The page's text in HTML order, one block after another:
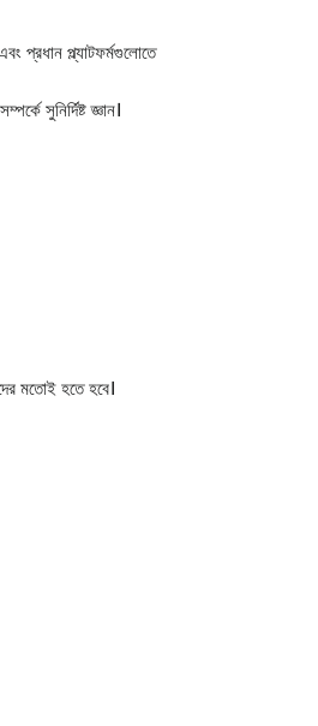
প্ল্যাটফর্মগুলোতে
সুনির্দিষ্ট জ্ঞান।
মতোই হতে হবে।